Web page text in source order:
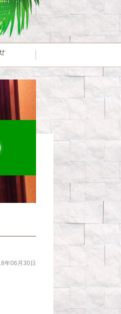
年06月30日